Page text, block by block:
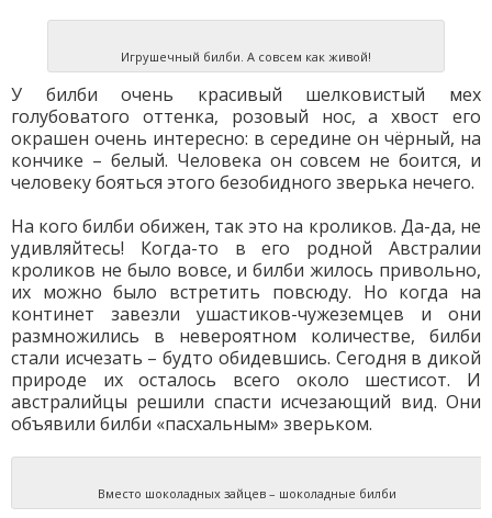
Игрушечный билби. А совсем как живой!
У билби очень красивый шелковистый мех
голубоватого оттенка, розовый нос, а хвост его
окрашен очень интересно: в середине он чёрный, на
кончике – белый. Человека он совсем не боится, и
человеку бояться этого безобидного зверька нечего.
На кого билби обижен, так это на кроликов. Да-да, не
удивляйтесь! Когда-то в его родной Австралии
кроликов не было вовсе, и билби жилось привольно,
их можно было встретить повсюду. Но когда на
континет завезли ушастиков-чужеземцев и они
размножились в невероятном количестве, билби
стали исчезать – будто обидевшись. Сегодня в дикой
природе их осталось всего около шестисот. И
австралийцы решили спасти исчезающий вид. Они
объявили билби «пасхальным» зверьком.
Вместо шоколадных зайцев – шоколадные билби